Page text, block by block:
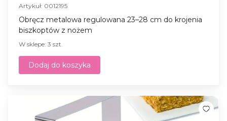
Artykuł: 0012195
Obręcz metalowa regulowana 23–28 cm do krojenia
biszkoptów z nożem
W sklepe: 3 szt.
Dodaj do koszyka